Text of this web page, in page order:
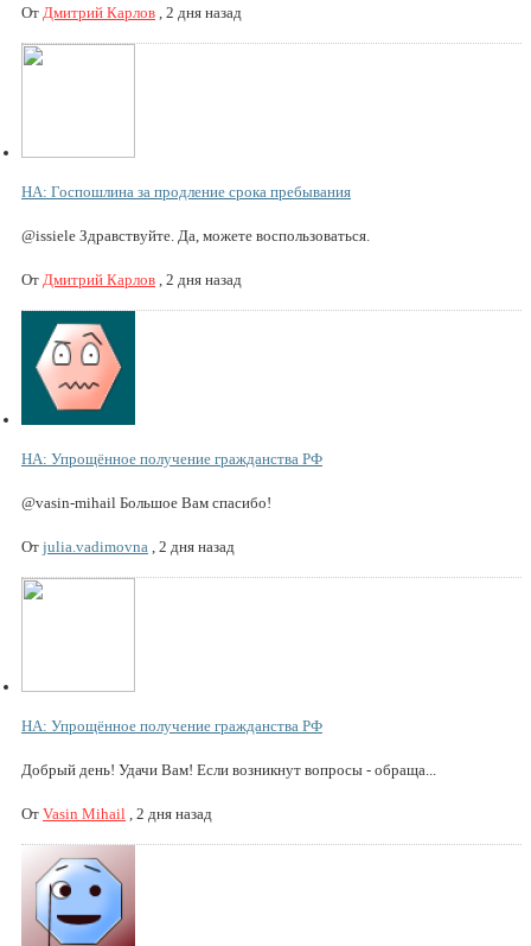
От Дмитрий Карлов 2 дня назад
НА: Госпошлина за продление срока пребывания
@issiele Здравствуйте. Да, можете воспользоваться.
От Дмитрий Карлов 2 дня назад
НА: Упрощённое получение гражданства РФ
@vasin-mihail Большое Вам спасибо!
От julia.vadimovna 2 дня назад
НА: Упрощённое получение гражданства РФ
Добрый день! Удачи Вам! Если возникнут вопросы - обраща...
От Vasin Mihail 2 дня назад